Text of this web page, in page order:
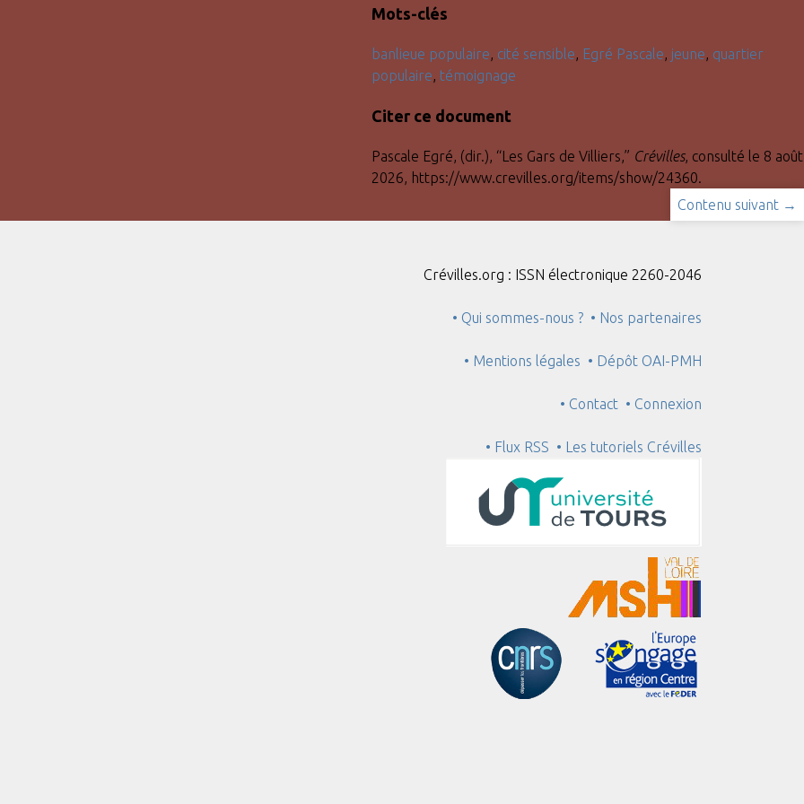
Mots-clés
banlieue populaire, cité sensible, Egré Pascale, jeune, quartier
populaire, témoignage
Citer ce document
Pascale Egré, (dir.), “Les Gars de Villiers,” Crévilles, consulté le 8 août
2026, https://www.crevilles.org/items/show/24360.
Contenu suivant →
Crévilles.org : ISSN électronique 2260-2046
• Qui sommes-nous ? • Nos partenaires
• Mentions légales • Dépôt OAI-PMH
• Contact • Connexion
• Flux RSS • Les tutoriels Crévilles